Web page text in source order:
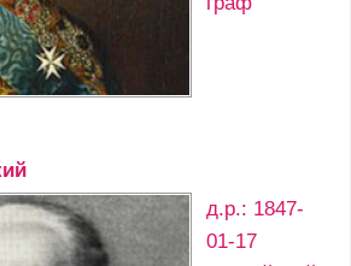
д.р.: 1847-
01-17